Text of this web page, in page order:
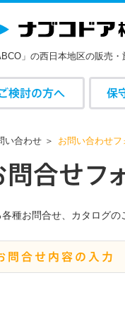
」の西日本地区の販売・
検討の方へ 保
い合わせ お問い合わせフ
問合せフ
種お問合せ、カタログの
問合せ内容の入力